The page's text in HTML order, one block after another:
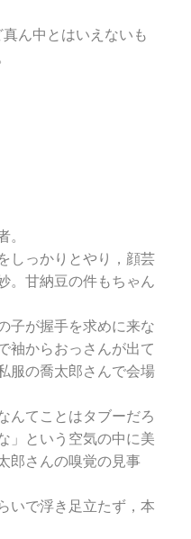
ん中とはいえないも
。
しっかりとやり，顔芸
。甘納豆の件もちゃん
子が握手を求めに来な
袖からおっさんが出て
服の喬太郎さんで会場
んてことはタブーだろ
」という空気の中に美
郎さんの嗅覚の見事
いで浮き足立たず，本